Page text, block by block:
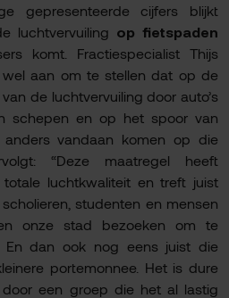
gepresenteerde cijfers blijkt
luchtvervuiling op fietspaden
komt. Fractiespecialist Thijs
wel aan om te stellen dat op de
de luchtvervuiling door auto’s
schepen en op het spoor van
vandaan komen op die
“Deze maatregel heeft
luchtkwaliteit en treft juist
studenten en mensen
onze stad bezoeken om te
En dan ook nog eens juist die
portemonnee. Het is dure
door een groep die het al lastig